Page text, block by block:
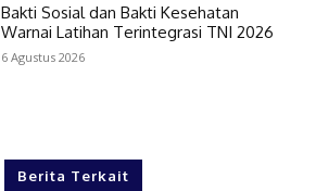
Bakti Sosial dan Bakti Kesehatan
Warnai Latihan Terintegrasi TNI 2026
6 Agustus 2026
Berita Terkait